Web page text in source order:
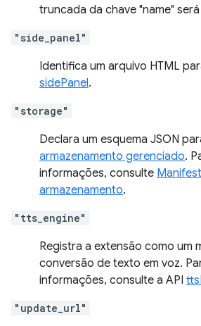
truncada da chave "name"
"side_panel"
Identifica um arquivo HTML
sidePanel.
"storage"
Declara um esquema JSON
armazenamento gerenciado.
informações, consulte
armazenamento.
"tts_engine"
Registra a extensão como um
conversão de texto em voz.
informações, consulte a API
"update_url"